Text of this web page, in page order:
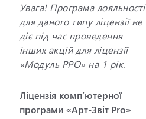
Увага! Програма лояльності
для даного типу ліцензії не
діє під час проведення
інших акцій для ліцензії
«Модуль РРО» на 1 рік.
Ліцензія комп’ютерної
програми «Арт-Звіт Pro»